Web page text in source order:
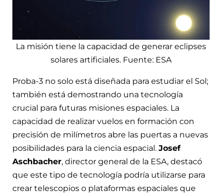
La misión tiene la capacidad de generar eclipses
solares artificiales. Fuente: ESA
Proba-3 no solo está diseñada para estudiar el Sol;
también está demostrando una tecnología
crucial para futuras misiones espaciales. La
capacidad de realizar vuelos en formación con
precisión de milímetros abre las puertas a nuevas
posibilidades para la ciencia espacial. Josef
Aschbacher, director general de la ESA, destacó
que este tipo de tecnología podría utilizarse para
crear telescopios o plataformas espaciales que